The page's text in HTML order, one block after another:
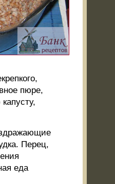
пюре,
Перец,
еда